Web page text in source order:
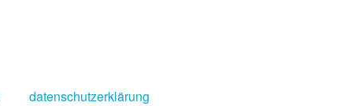
datenschutzerklärung